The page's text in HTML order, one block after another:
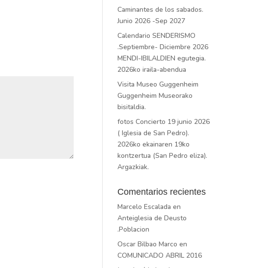
Caminantes de los sabados.
Junio 2026 -Sep 2027
Calendario SENDERISMO
.Septiembre- Diciembre 2026
MENDI-IBILALDIEN egutegia.
2026ko iraila-abendua
Visita Museo Guggenheim
Guggenheim Museorako
bisitaldia.
fotos Concierto 19 junio 2026
( Iglesia de San Pedro).
2026ko ekainaren 19ko
kontzertua (San Pedro eliza).
Argazkiak.
Comentarios recientes
Marcelo Escalada en
Anteiglesia de Deusto
.Poblacion
Oscar Bilbao Marco en
COMUNICADO ABRIL 2016